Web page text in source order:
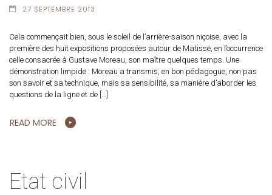
27 SEPTEMBRE 2013
Cela commençait bien, sous le soleil de l’arrière-saison niçoise, avec la
première des huit expositions proposées autour de Matisse, en l’occurrence
celle consacrée à Gustave Moreau, son maître quelques temps. Une
démonstration limpide : Moreau a transmis, en bon pédagogue, non pas
son savoir et sa technique, mais sa sensibilité, sa manière d’aborder les
questions de la ligne et de […]
READ MORE
Etat civil